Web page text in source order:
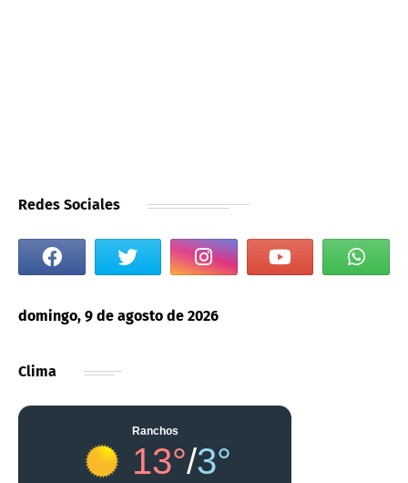
Redes Sociales
domingo, 9 de agosto de 2026
Clima